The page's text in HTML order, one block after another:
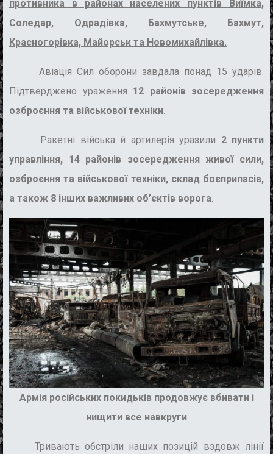
противника в районах населених пунктів Виїмка,
Соледар, Одрадівка, Бахмутське, Бахмут,
Красногорівка, Майорськ та Новомихайлівка.
Авіація Сил оборони завдала понад 15 ударів.
Підтверджено ураження 12 районів зосередження
озброєння та військової техніки.
Ракетні війська й артилерія уразили 2 пункти
управління, 14 районів зосередження живої сили,
озброєння та військової техніки, склад боєприпасів,
а також 8 інших важливих об’єктів ворога.
Армія російських покидьків продовжує вбивати і
нищити все навкруги
Тривають обстріли наших позицій вздовж лінії